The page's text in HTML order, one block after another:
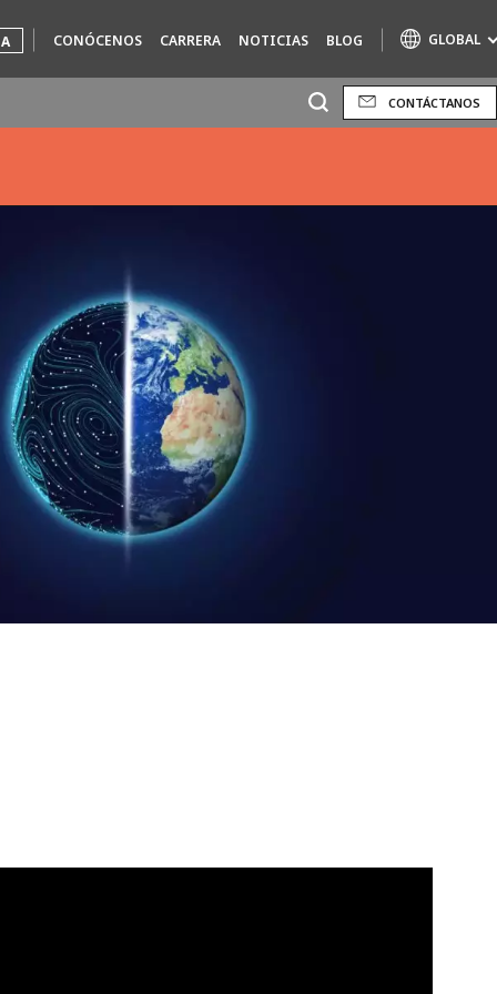
CONÓCENOS CARRERA NOTICIAS BLOG GLOBAL
ENGINEERING & CONSULTING
HAZARDOUS WASTE EUROPE
INDUSTRIAS SOLUCIONES GLOBALES
NUCLEAR SOLUTIONS
OFIS
SEDE BENELUX
VEOLIA AGRICULTURE
WATER TECHNOLOGIES
CONTÁCTANOS